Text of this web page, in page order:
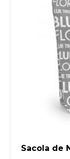
Sacola de